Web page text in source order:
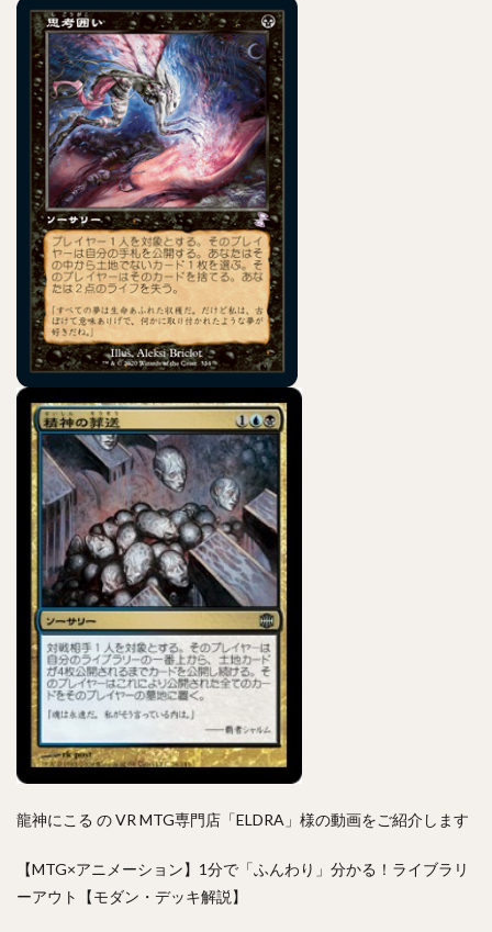
龍神にこる の VR MTG専門店「ELDRA」様の動画をご紹介します
【MTG×アニメーション】1分で「ふんわり」分かる！ライブラリ
ーアウト【モダン・デッキ解説】